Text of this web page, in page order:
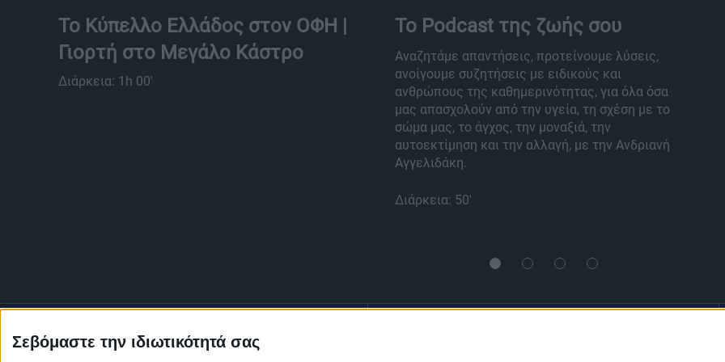
Σεβόμαστε την ιδιωτικότητά σας
Το Κύπελλο Ελλάδος στον ΟΦΗ |
Γιορτή στο Μεγάλο Κάστρο
Διάρκεια: 1h 00'
Το Podcast της ζωής σου
Αναζητάμε απαντήσεις, προτείνουμε λύσεις,
ανοίγουμε συζητήσεις με ειδικούς και
ανθρώπους της καθημερινότητας, για όλα όσα
μας απασχολούν από την υγεία, τη σχέση με το
σώμα μας, το άγχος, την μοναξιά, την
αυτοεκτίμηση και την αλλαγή, με την Ανδριανή
Αγγελιδάκη.
Διάρκεια: 50'